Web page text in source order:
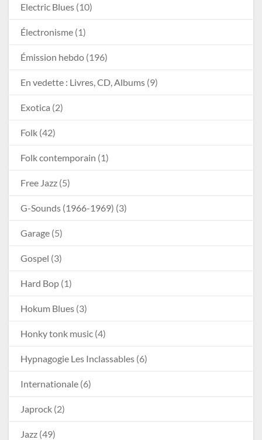
Electric Blues (10)
Électronisme (1)
Émission hebdo (196)
En vedette : Livres, CD, Albums (9)
Exotica (2)
Folk (42)
Folk contemporain (1)
Free Jazz (5)
G-Sounds (1966-1969) (3)
Garage (5)
Gospel (3)
Hard Bop (1)
Hokum Blues (3)
Honky tonk music (4)
Hypnagogie Les Inclassables (6)
Internationale (6)
Japrock (2)
Jazz (49)